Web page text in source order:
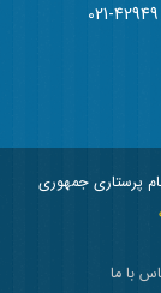
پرستاری جمهوری
با ما